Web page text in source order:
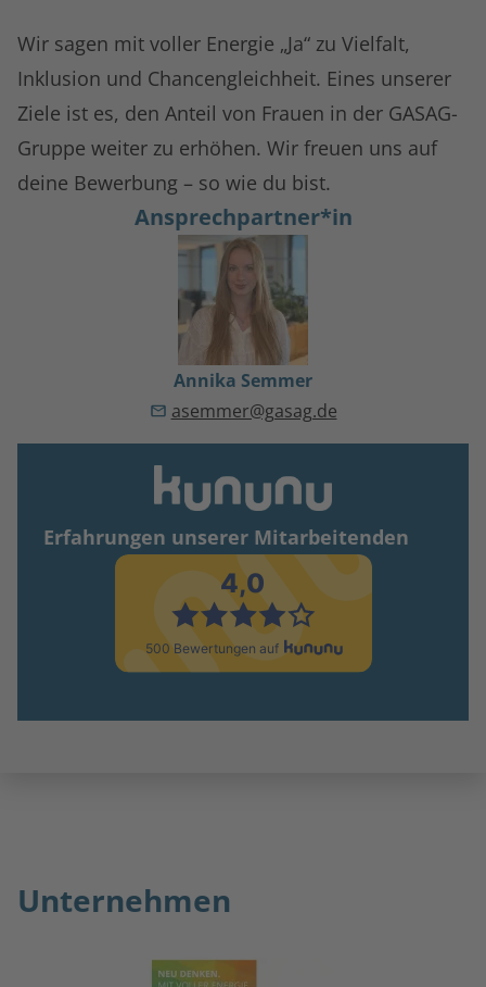
Wir sagen mit voller Energie „Ja“ zu Vielfalt,
Inklusion und Chancengleichheit. Eines unserer
Ziele ist es, den Anteil von Frauen in der GASAG-
Gruppe weiter zu erhöhen. Wir freuen uns auf
deine Bewerbung – so wie du bist.
Ansprechpartner*in
Annika Semmer
asemmer@gasag.de
Erfahrungen unserer Mitarbeitenden
Unternehmen